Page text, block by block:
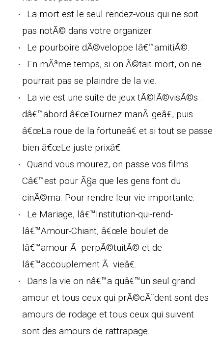
La mort est le seul rendez-vous qui ne soit
pas notÃ© dans votre organizer.
Le pourboire dÃ©veloppe lâ€™amitiÃ©.
En mÃªme temps, si on Ã©tait mort, on ne
pourrait pas se plaindre de la vie.
La vie est une suite de jeux tÃ©lÃ©visÃ©s :
dâ€™abord â€œTournez manÃ¨geâ€, puis
â€œLa roue de la fortuneâ€ et si tout se passe
bien â€œLe juste prixâ€.
Quand vous mourez, on passe vos films.
Câ€™est pour Ã§a que les gens font du
cinÃ©ma. Pour rendre leur vie importante.
Le Mariage, lâ€™Institution-qui-rend-
lâ€™Amour-Chiant, â€œle boulet de
lâ€™amour Ã perpÃ©tuitÃ© et de
lâ€™accouplement Ã vieâ€.
Dans la vie on nâ€™a quâ€™un seul grand
amour et tous ceux qui prÃ©cÃ¨dent sont des
amours de rodage et tous ceux qui suivent
sont des amours de rattrapage.